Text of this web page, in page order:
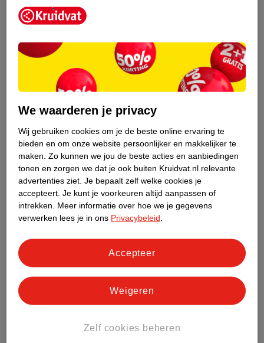
Kruidvat is een erkend specialist in
zelfzorg, ook online. Wat je
gezondheidsvraag ook is, stel hem aan
Stel je gezondheidsvraag
Ook in deze winkel
Kruidvat.nl ophaalpunt
Laat je bestelling snel en gemakkelijk bezorgen in de
Kruidvat is een gecertificeerd drogist. Dit betekent dat je
We waarderen je privacy
Wij gebruiken cookies om je de beste online ervaring te
bieden en om onze website persoonlijker en makkelijker te
maken. Zo kunnen we jou de beste acties en aanbiedingen
tonen en zorgen we dat je ook buiten Kruidvat.nl relevante
advertenties ziet. Je bepaalt zelf welke cookies je
accepteert. Je kunt je voorkeuren altijd aanpassen of
intrekken.
Meer informatie over hoe we je gegevens
verwerken lees je in ons Privacybeleid
Zelf cookies beheren
Weigeren
Accepteer